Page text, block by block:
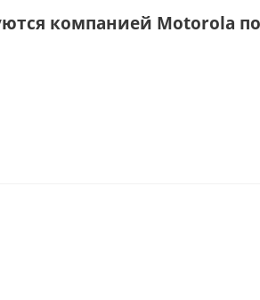
компанией Motorola